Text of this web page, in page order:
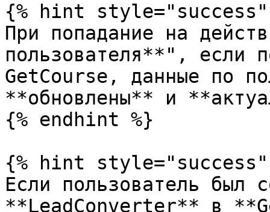
{% hint style="success"
При попадание на
пользователя**", если
GetCourse, данные по
**обновлены** и
{% endhint %}
{% hint style="success"
Если пользователь был
**LeadConverter** в